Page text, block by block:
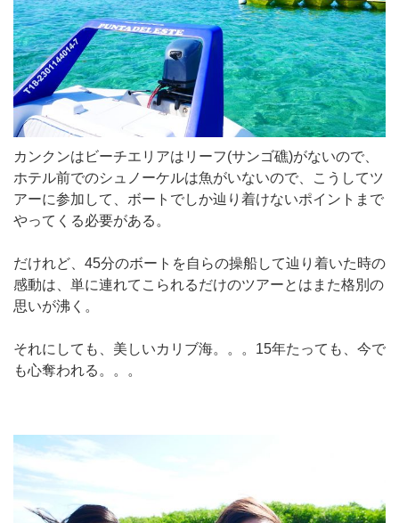
カンクンはビーチエリアはリーフ(サンゴ礁)がないので、
ホテル前でのシュノーケルは魚がいないので、こうしてツ
アーに参加して、ボートでしか辿り着けないポイントまで
やってくる必要がある。
だけれど、45分のボートを自らの操船して辿り着いた時の
感動は、単に連れてこられるだけのツアーとはまた格別の
思いが沸く。
それにしても、美しいカリブ海。。。15年たっても、今で
も心奪われる。。。